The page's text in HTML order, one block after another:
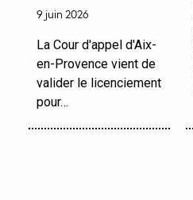
9 juin 2026
La Cour d'appel d'Aix-
en-Provence vient de
valider le licenciement
pour…